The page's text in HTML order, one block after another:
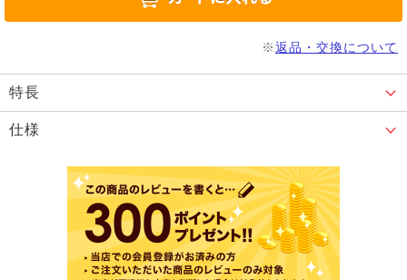
※返品・交換について
特長
仕様